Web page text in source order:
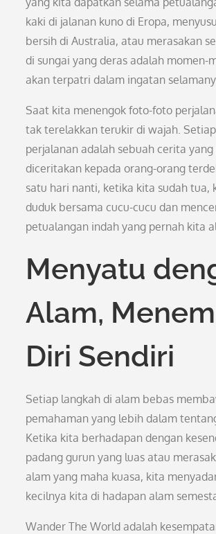
kaki di jalanan kuno di Eropa,
bersih di Australia, atau merasakan
di sungai yang deras adalah momen-
akan terpatri dalam ingatan
Saat kita menengok foto-foto
tak terelakkan terukir di wajah.
perjalanan adalah sebuah cerita
diceritakan kepada orang-orang
satu hari nanti, ketika kita sudah tua,
duduk bersama cucu-cucu dan
petualangan indah yang pernah kita
Menyatu
Alam,
Diri Sendiri
Setiap langkah di alam bebas
pemahaman yang lebih dalam
Ketika kita berhadapan dengan
padang gurun yang luas atau
alam yang maha kuasa, kita
kecilnya kita di hadapan alam
Wander The World adalah